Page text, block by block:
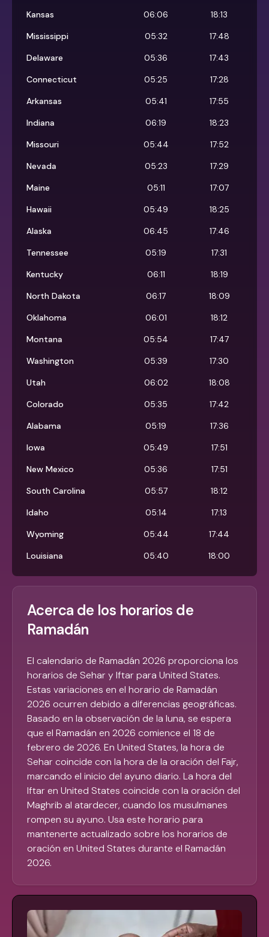
Kansas
06:06
18:13
Mississippi
05:32
17:48
Delaware
05:36
17:43
Connecticut
05:25
17:28
Arkansas
05:41
17:55
Indiana
06:19
18:23
Missouri
05:44
17:52
Nevada
05:23
17:29
Maine
05:11
17:07
Hawaii
05:49
18:25
Alaska
06:45
17:46
Tennessee
05:19
17:31
Kentucky
06:11
18:19
North Dakota
06:17
18:09
Oklahoma
06:01
18:12
Montana
05:54
17:47
Washington
05:39
17:30
Utah
06:02
18:08
Colorado
05:35
17:42
Alabama
05:19
17:36
Iowa
05:49
17:51
New Mexico
05:36
17:51
South Carolina
05:57
18:12
Idaho
05:14
17:13
Wyoming
05:44
17:44
Louisiana
05:40 18:00
Acerca de los horarios de
Ramadán
El calendario de Ramadán 2026 proporciona los
horarios de Sehar y Iftar para United States.
Estas variaciones en el horario de Ramadán
2026 ocurren debido a diferencias geográficas.
Basado en la observación de la luna, se espera
que el Ramadán en 2026 comience el 18 de
febrero de 2026. En United States, la hora de
Sehar coincide con la hora de la oración del Fajr,
marcando el inicio del ayuno diario. La hora del
Iftar en United States coincide con la oración del
Maghrib al atardecer, cuando los musulmanes
rompen su ayuno. Usa este horario para
mantenerte actualizado sobre los horarios de
oración en United States durante el Ramadán
2026.